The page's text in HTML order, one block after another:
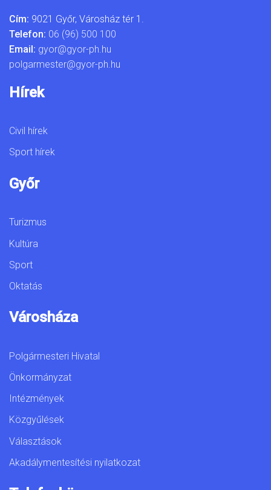
Cím: 9021 Győr, Városház tér 1.
Telefon: 06 (96) 500 100
Email: gyor@gyor-ph.hu
polgarmester@gyor-ph.hu
Hírek
Civil hírek
Sport hírek
Győr
Turizmus
Kultúra
Sport
Oktatás
Városháza
Polgármesteri Hivatal
Önkormányzat
Intézmények
Közgyűlések
Választások
Akadálymentesítési nyilatkozat